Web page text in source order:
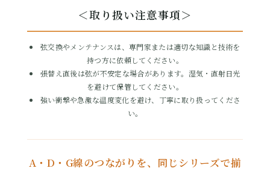
＜取り扱い注意事項＞
弦交換やメンテナンスは、専門家または適切な知識と技術を
持つ方に依頼してください。
張替え直後は弦が不安定な場合があります。湿気・直射日光
を避けて保管してください。
強い衝撃や急激な温度変化を避け、丁寧に取り扱ってくださ
い。
A・D・G線のつながりを、同じシリーズで揃